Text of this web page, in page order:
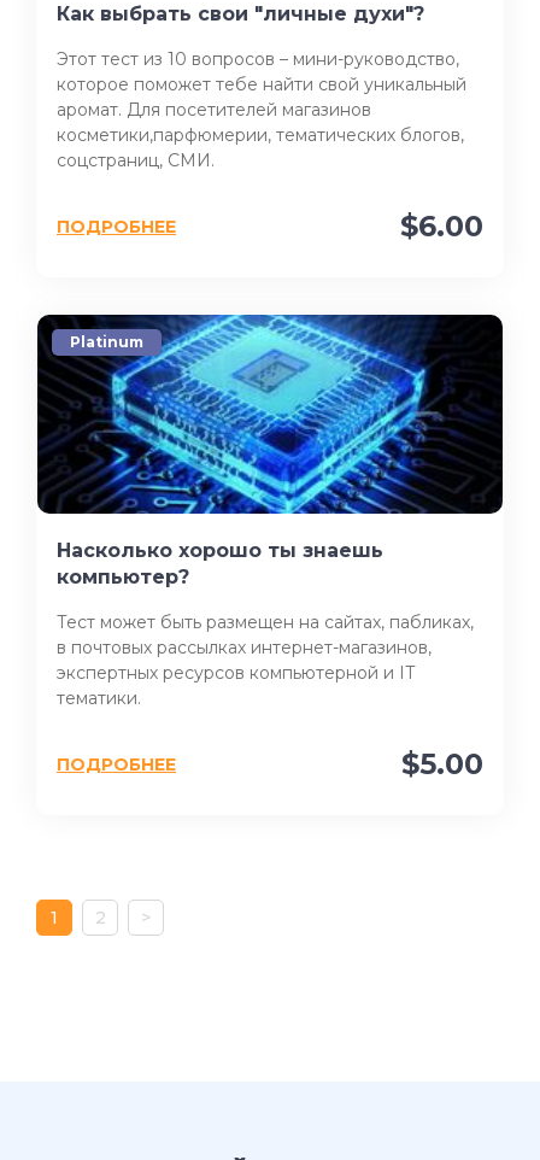
Как выбрать свои "личные духи"?
Этот тест из 10 вопросов – мини-руководство,
которое поможет тебе найти свой уникальный
аромат. Для посетителей магазинов
косметики,парфюмерии, тематических блогов,
соцстраниц, СМИ.
$6.00
ПОДРОБНЕЕ
Platinum
Насколько хорошо ты знаешь
компьютер?
Тест может быть размещен на сайтах, пабликах,
в почтовых рассылках интернет-магазинов,
экспертных ресурсов компьютерной и IT
тематики.
$5.00
ПОДРОБНЕЕ
1 2 >